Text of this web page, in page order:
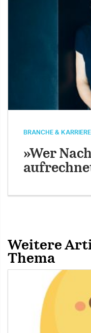
BRANCHE & KARRIERE
»Wer
Weitere
Thema